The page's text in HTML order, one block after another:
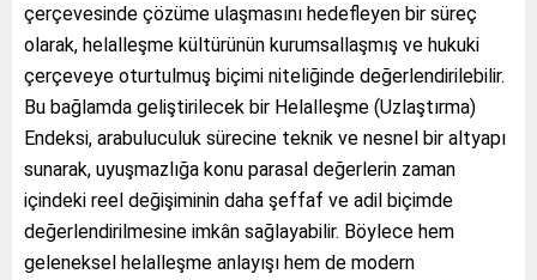
çerçevesinde çözüme ulaşmasını hedefleyen bir süreç
olarak, helalleşme kültürünün kurumsallaşmış ve hukuki
çerçeveye oturtulmuş biçimi niteliğinde değerlendirilebilir.
Bu bağlamda geliştirilecek bir Helalleşme (Uzlaştırma)
Endeksi, arabuluculuk sürecine teknik ve nesnel bir altyapı
sunarak, uyuşmazlığa konu parasal değerlerin zaman
içindeki reel değişiminin daha şeffaf ve adil biçimde
değerlendirilmesine imkân sağlayabilir. Böylece hem
geleneksel helalleşme anlayışı hem de modern